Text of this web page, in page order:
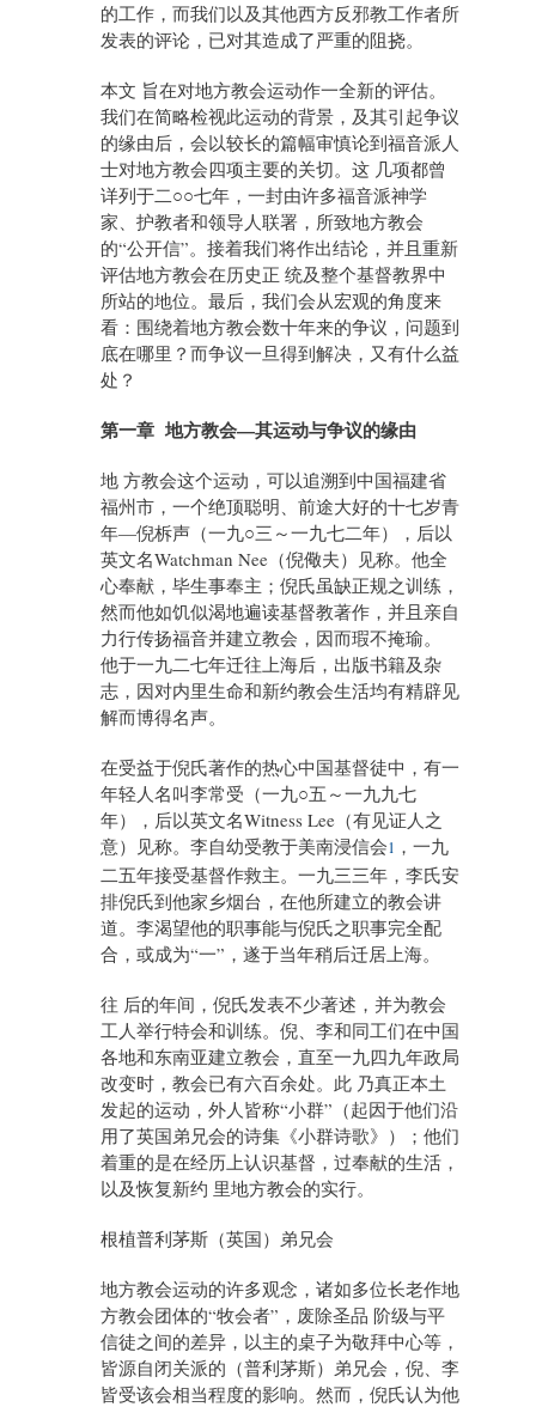
的工作，而我们以及其他西方反邪教工作者所
发表的评论，已对其造成了严重的阻挠。
本文 旨在对地方教会运动作一全新的评估。
我们在简略检视此运动的背景，及其引起争议
的缘由后，会以较长的篇幅审慎论到福音派人
士对地方教会四项主要的关切。这 几项都曾
详列于二○○七年，一封由许多福音派神学
家、护教者和领导人联署，所致地方教会
的“公开信”。接着我们将作出结论，并且重新
评估地方教会在历史正 统及整个基督教界中
所站的地位。最后，我们会从宏观的角度来
看：围绕着地方教会数十年来的争议，问题到
底在哪里？而争议一旦得到解决，又有什么益
处？
第一章 地方教会—其运动与争议的缘由
地 方教会这个运动，可以追溯到中国福建省
福州市，一个绝顶聪明、前途大好的十七岁青
年—倪柝声（一九○三～一九七二年），后以
英文名Watchman Nee（倪儆夫）见称。他全
心奉献，毕生事奉主；倪氏虽缺正规之训练，
然而他如饥似渴地遍读基督教著作，并且亲自
力行传扬福音并建立教会，因而瑕不掩瑜。
他于一九二七年迁往上海后，出版书籍及杂
志，因对内里生命和新约教会生活均有精辟见
解而博得名声。
在受益于倪氏著作的热心中国基督徒中，有一
年轻人名叫李常受（一九○五～一九九七
年），后以英文名Witness Lee（有见证人之
意）见称。李自幼受教于美南浸信会1 ，一九
二五年接受基督作救主。一九三三年，李氏安
排倪氏到他家乡烟台，在他所建立的教会讲
道。李渴望他的职事能与倪氏之职事完全配
合，或成为“一”，遂于当年稍后迁居上海。
往 后的年间，倪氏发表不少著述，并为教会
工人举行特会和训练。倪、李和同工们在中国
各地和东南亚建立教会，直至一九四九年政局
改变时，教会已有六百余处。此 乃真正本土
发起的运动，外人皆称“小群”（起因于他们沿
用了英国弟兄会的诗集《小群诗歌》）；他们
着重的是在经历上认识基督，过奉献的生活，
以及恢复新约 里地方教会的实行。
根植普利茅斯（英国）弟兄会
地方教会运动的许多观念，诸如多位长老作地
方教会团体的“牧会者”，废除圣品 阶级与平
信徒之间的差异，以主的桌子为敬拜中心等，
皆源自闭关派的（普利茅斯）弟兄会，倪、李
皆受该会相当程度的影响。然而，倪氏认为他